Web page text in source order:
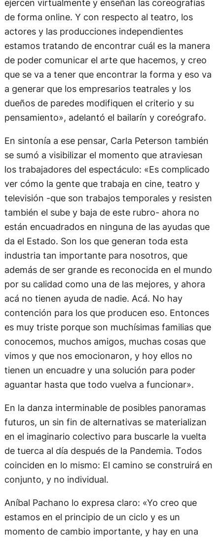
ejercen virtualmente y enseñan las coreografías
de forma online. Y con respecto al teatro, los
actores y las producciones independientes
estamos tratando de encontrar cuál es la manera
de poder comunicar el arte que hacemos, y creo
que se va a tener que encontrar la forma y eso va
a generar que los empresarios teatrales y los
dueños de paredes modifiquen el criterio y su
pensamiento», adelantó el bailarín y coreógrafo.
En sintonía a ese pensar, Carla Peterson también
se sumó a visibilizar el momento que atraviesan
los trabajadores del espectáculo: «Es complicado
ver cómo la gente que trabaja en cine, teatro y
televisión -que son trabajos temporales y resisten
también el sube y baja de este rubro- ahora no
están encuadrados en ninguna de las ayudas que
da el Estado. Son los que generan toda esta
industria tan importante para nosotros, que
además de ser grande es reconocida en el mundo
por su calidad como una de las mejores, y ahora
acá no tienen ayuda de nadie. Acá. No hay
contención para los que producen eso. Entonces
es muy triste porque son muchísimas familias que
conocemos, muchos amigos, muchas cosas que
vimos y que nos emocionaron, y hoy ellos no
tienen un encuadre y una solución para poder
aguantar hasta que todo vuelva a funcionar».
En la danza interminable de posibles panoramas
futuros, un sin fin de alternativas se materializan
en el imaginario colectivo para buscarle la vuelta
de tuerca al día después de la Pandemia. Todos
coinciden en lo mismo: El camino se construirá en
conjunto, y no individual.
Aníbal Pachano lo expresa claro: «Yo creo que
estamos en el principio de un ciclo y es un
momento de cambio importante, y hay en una